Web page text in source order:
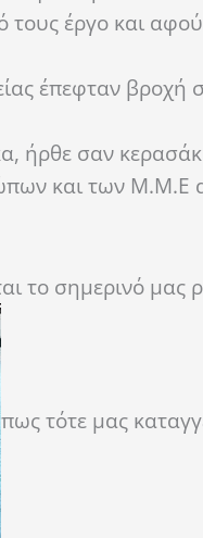
έργο και
έπεφταν βροχή
ήρθε σαν
και των Μ.Μ.Ε
το σημερινό μας
πως τότε μας